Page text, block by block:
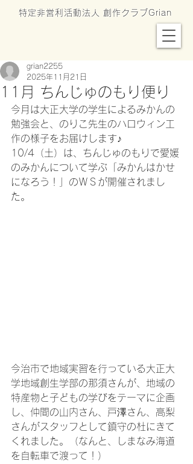
特定非営利活動法人 創作クラブGrian
11月 ちんじゅのもり便り
grian2255
2025年11月21日
今月は大正大学の学生によるみかんの
勉強会と、のりこ先生のハロウィン工
作の様子をお届けします♪
10/4（土）は、ちんじゅのもりで愛媛
のみかんについて学ぶ「みかんはかせ
になろう！」のＷＳが開催されまし
た。
今治市で地域実習を行っている大正大
学地域創生学部の那須さんが、地域の
特産物と子どもの学びをテーマに企画
し、仲間の山内さん、戸澤さん、高梨
さんがスタッフとして鎮守の杜にきて
くれました。（なんと、しまなみ海道
を自転車で渡って！）